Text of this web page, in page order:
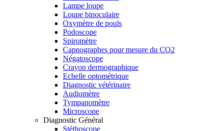
Lampe loupe
Loupe binoculaire
Oxymètre de pouls
Podoscope
Spiromètre
Capnographes pour mesure du CO2
Négatoscope
Crayon dermographique
Echelle optométrique
Diagnostic vétérinaire
Audiomètre
Tympanomètre
Microscope
Diagnostic Général
Stéthoscope